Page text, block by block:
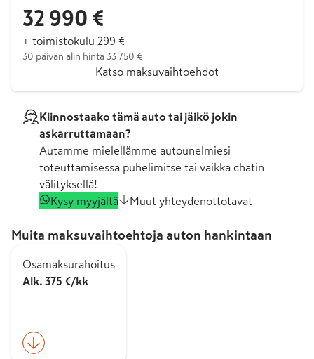
32 990 €
+ toimistokulu 299 €
30 päivän alin hinta 33 750 €
Katso maksuvaihtoehdot
Kiinnostaako tämä auto tai jäikö jokin
askarruttamaan?
Autamme mielellämme autounelmiesi
toteuttamisessa puhelimitse tai vaikka chatin
välityksellä!
Kysy myyjältä
Muut yhteydenottotavat
Muita maksuvaihtoehtoja auton hankintaan
Osamaksurahoitus
Alk. 375 €/kk